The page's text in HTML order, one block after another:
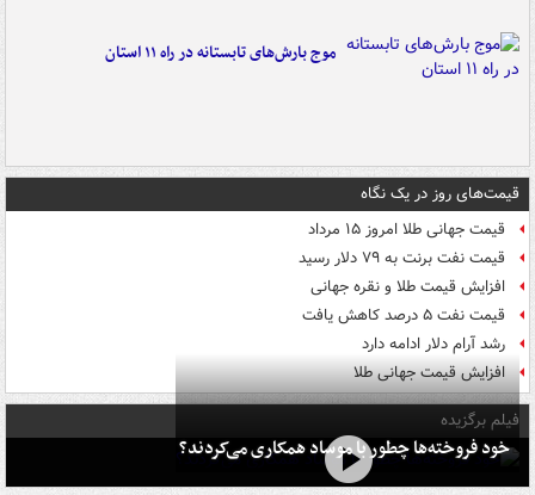
موج بارش‌های تابستانه در راه ۱۱ استان
قیمت‌های روز در یک نگاه
قیمت جهانی طلا امروز ۱۵ مرداد
قیمت نفت برنت به ۷۹ دلار رسید
افزایش قیمت طلا و نقره جهانی
قیمت نفت ۵ درصد کاهش یافت
رشد آرام دلار ادامه دارد
افزایش قیمت جهانی طلا
فیلم برگزیده
خود فروخته‌ها چطور با موساد همکاری می‌کردند؟